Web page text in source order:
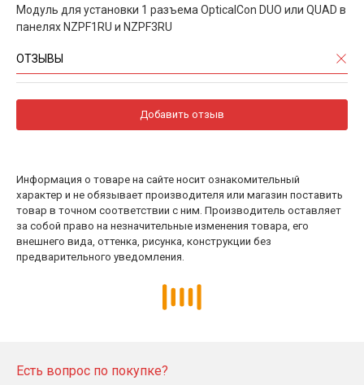
Модуль для установки 1 разъема OpticalCon DUO или QUAD в
панелях NZPF1RU и NZPF3RU
ОТЗЫВЫ
Добавить отзыв
Информация о товаре на сайте носит ознакомительный
характер и не обязывает производителя или магазин поставить
товар в точном соответствии с ним. Производитель оставляет
за собой право на незначительные изменения товара, его
внешнего вида, оттенка, рисунка, конструкции без
предварительного уведомления.
Есть вопрос по покупке?